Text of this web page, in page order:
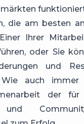
die am besten
Ihrer
oder Sie
und
Wie auch
der
Community-